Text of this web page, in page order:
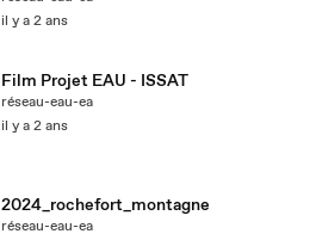
il y a 2 ans
Film Projet EAU - ISSAT
réseau-eau-ea
il y a 2 ans
2024_rochefort_montagne
réseau-eau-ea